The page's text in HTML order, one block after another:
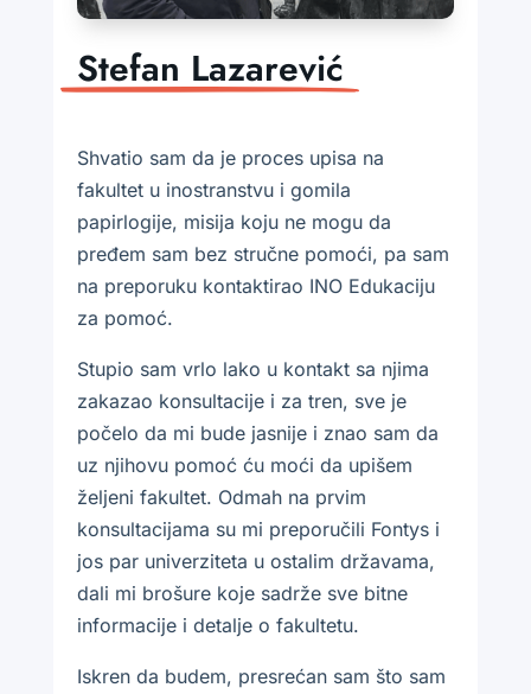
Stefan Lazarević
Shvatio sam da je proces upisa na
fakultet u inostranstvu i gomila
papirlogije, misija koju ne mogu da
pređem sam bez stručne pomoći, pa sam
na preporuku kontaktirao INO Edukaciju
za pomoć.
Stupio sam vrlo lako u kontakt sa njima
zakazao konsultacije i za tren, sve je
počelo da mi bude jasnije i znao sam da
uz njihovu pomoć ću moći da upišem
željeni fakultet. Odmah na prvim
konsultacijama su mi preporučili Fontys i
jos par univerziteta u ostalim državama,
dali mi brošure koje sadrže sve bitne
informacije i detalje o fakultetu.
Iskren da budem, presrećan sam što sam